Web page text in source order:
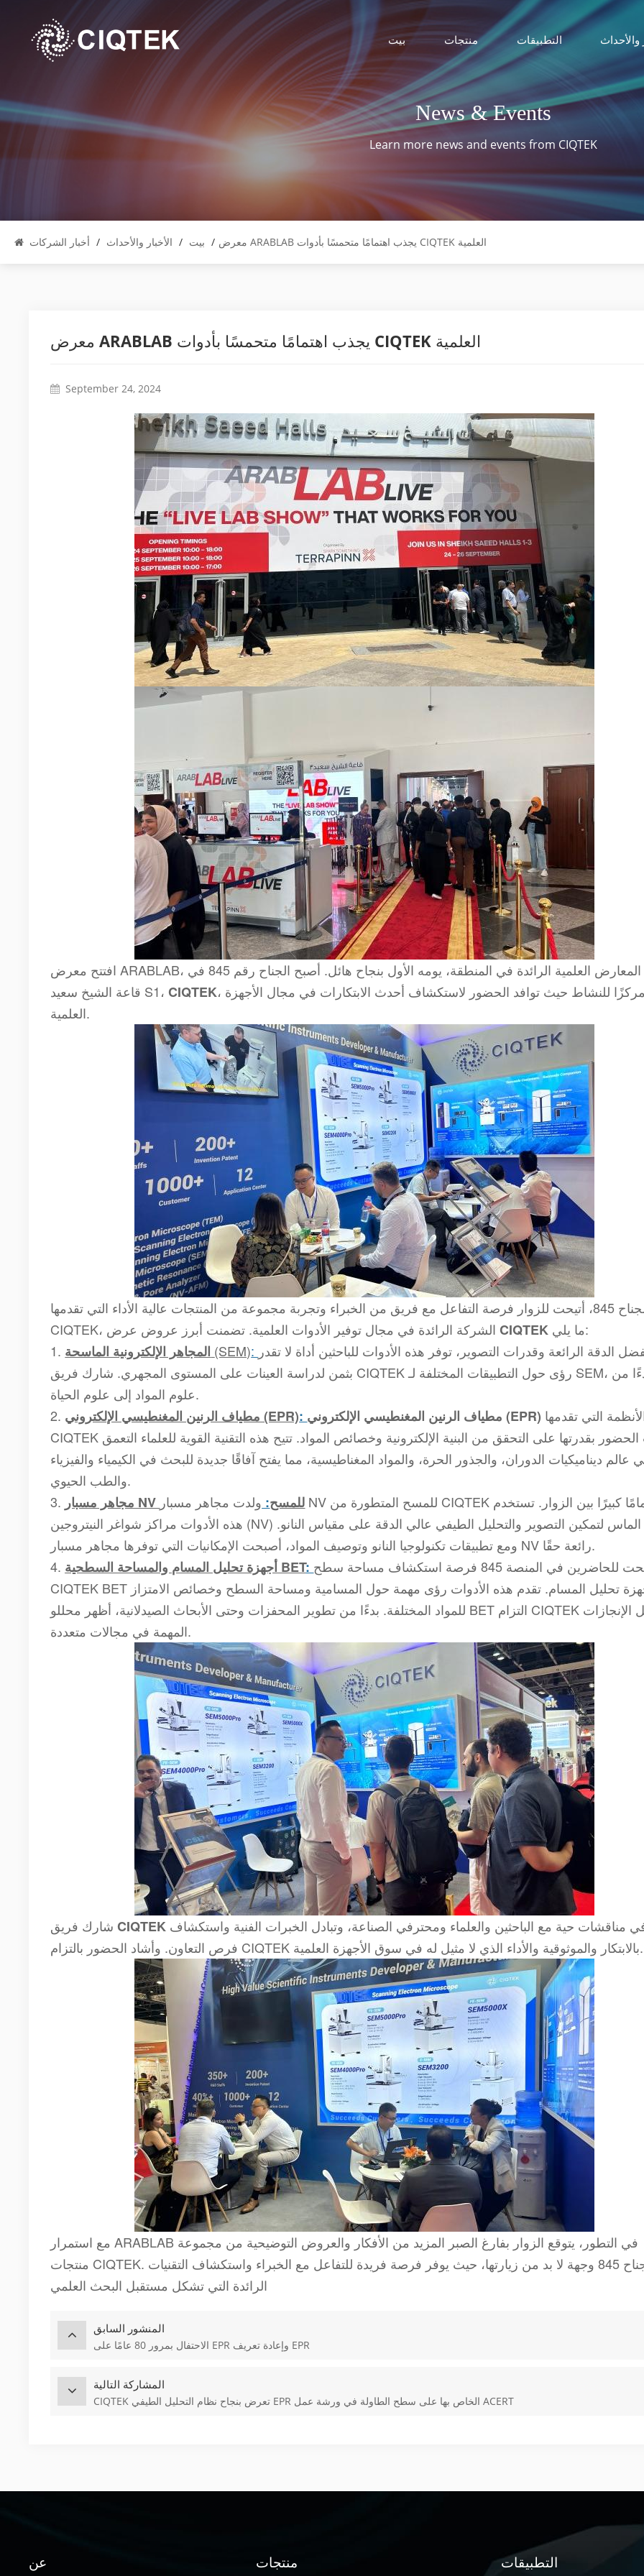
بيت منتجات التطبيقات والأحداث
News & Events
Learn more news and events from CIQTEK
بيت / الأخبار والأحداث / أخبار الشركات / معرض ARABLAB يجذب اهتمامًا متحمسًا بأدوات CIQTEK العلمية
معرض ARABLAB يجذب اهتمامًا متحمسًا بأدوات CIQTEK العلمية
September 24, 2024
افتتح معرض ARABLAB، أحد المعارض العلمية الرائدة في المنطقة، يومه الأول بنجاح هائل. أصبح الجناح رقم 845 في
قاعة الشيخ سعيد S1، CIQTEK، مركزًا للنشاط حيث توافد الحضور لاستكشاف أحدث الابتكارات في مجال الأجهزة
العلمية.
في الجناح 845، أتيحت للزوار فرصة التفاعل مع فريق من الخبراء وتجربة مجموعة من المنتجات عالية الأداء التي تقدمها
CIQTEK، الشركة الرائدة في مجال توفير الأدوات العلمية. تضمنت أبرز عروض عرضCIQTEK
ما يلي:
1.
(SEM): الدقة الرائعة وقدرات التصوير، توفر هذه الأدوات للباحثين أداة لا تقدر
بثمن لدراسة العينات على المستوى المجهري. شارك فريق CIQTEK رؤى حول التطبيقات المختلفة لـ SEM، بدءًا من
علوم المواد إلى علوم الحياة.
2.
مطياف الرنين المغنطيسي الإلكتروني (EPR): مطياف الرنين المغنطيسي الإلكتروني (EPR) التي تقدمها
CIQTEK أسرت الحضور بقدرتها على التحقق من البنية الإلكترونية وخصائص المواد. تتيح هذه التقنية القوية للعلماء التعمق
عالم ديناميكيات الدوران، والجذور الحرة، والمواد المغناطيسية، مما يفتح آفاقًا جديدة للبحث في الكيمياء والفيزياء
والطب الحيوي.
3.
مجاهر مسبار NV للمسح: ولدت مجاهر مسبار NV للمسح المتطورة من CIQTEK اهتمامًا كبيرًا بين الزوار. تستخدم
هذه الأدوات مراكز شواغر النيتروجين (NV) في الماس لتمكين التصوير والتحليل الطيفي عالي الدقة على مقياس النانو.
ومع تطبيقات تكنولوجيا النانو وتوصيف المواد، أصبحت الإمكانيات التي توفرها مجاهر مسبار NV رائعة حقًا.
4.
أجهزة تحليل المسام والمساحة السطحية BET: أتيحت للحاضرين في المنصة 845 فرصة استكشاف مساحة سطح
CIQTEK BET وأجهزة تحليل المسام. تقدم هذه الأدوات رؤى مهمة حول المسامية ومساحة السطح وخصائص الامتزاز
للمواد المختلفة. بدءًا من تطوير المحفزات وحتى الأبحاث الصيدلانية، أظهر محللو BET التزام CIQTEK بتسهيل الإنجازات
المهمة في مجالات متعددة.
شارك فريقCIQTEK مناقشات حية مع الباحثين والعلماء ومحترفي الصناعة، وتبادل الخبرات الفنية واستكشاف
فرص التعاون. وأشاد الحضور بالتزام CIQTEK بالابتكار والموثوقية والأداء الذي لا مثيل له في سوق الأجهزة العلمية.
مع استمرار ARABLAB في التطور، يتوقع الزوار بفارغ الصبر المزيد من الأفكار والعروض التوضيحية من مجموعة
منتجات CIQTEK. يظل جناح 845 وجهة لا بد من زيارتها، حيث يوفر فرصة فريدة للتفاعل مع الخبراء واستكشاف التقنيات
الرائدة التي تشكل مستقبل البحث العلمي
المنشور السابق
الاحتفال بمرور 80 عامًا على EPR وإعادة تعريف EPR
المشاركة التالية
CIQTEK تعرض بنجاح نظام التحليل الطيفي EPR الخاص بها على سطح الطاولة في ورشة عمل ACERT
عن منتجات التطبيقات